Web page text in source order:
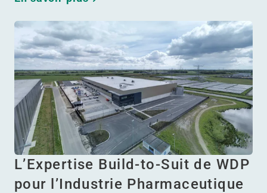
L’Expertise Build-to-Suit de WDP
pour l’Industrie Pharmaceutique